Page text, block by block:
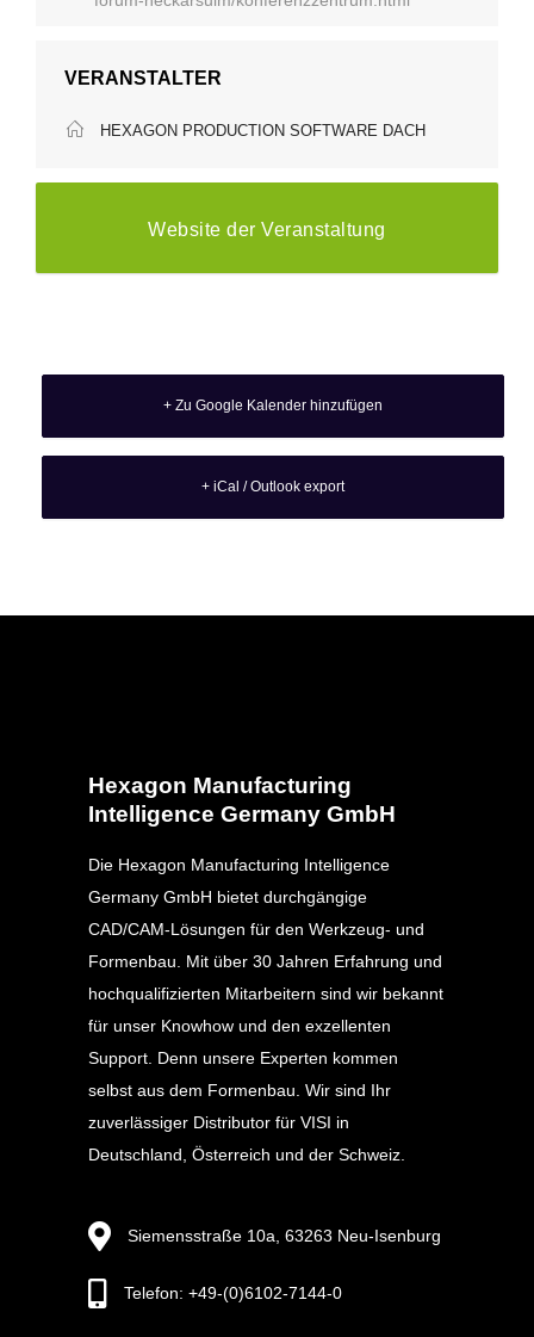
VERANSTALTER
HEXAGON PRODUCTION SOFTWARE DACH
Website der Veranstaltung
+ Zu Google Kalender hinzufügen
+ iCal / Outlook export
Hexagon Manufacturing
Intelligence Germany GmbH
Die Hexagon Manufacturing Intelligence
Germany GmbH bietet durchgängige
CAD/CAM-Lösungen für den Werkzeug- und
Formenbau. Mit über 30 Jahren Erfahrung und
hochqualifizierten Mitarbeitern sind wir bekannt
für unser Knowhow und den exzellenten
Support. Denn unsere Experten kommen
selbst aus dem Formenbau. Wir sind Ihr
zuverlässiger Distributor für VISI in
Deutschland, Österreich und der Schweiz.
Siemensstraße 10a, 63263 Neu-Isenburg
Telefon: +49-(0)6102-7144-0